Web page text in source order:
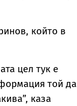
който в
цел тук е
той да
каза